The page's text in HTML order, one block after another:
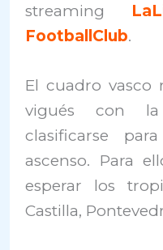
streaming
FootballClub.
El cuadro vasco
vigués con
clasificarse
ascenso. Para
esperar los
Castilla,